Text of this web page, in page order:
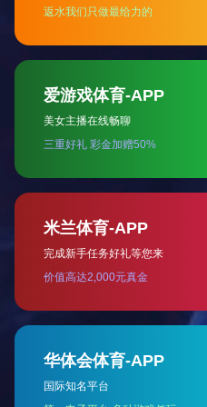
上密封试验：1.76，2.75，4.4，
气密封试验：0.6Mpa
阀门主体材料：WCB(C)，CF8(P)
CF3M(RL)
适用介质：水、油、气、化工、电
适用温度：-29℃~180℃
Nominal pressure: 1.6,2.5,4.0,6.3
Strength test: 2.4, 3.75,6.0,9.45 Mpa
The seal test: 1.76,2.75,4.4,6.93 Mpa
Gas seal test: 0.6Mpa
CF3 (PL), CF8M (R), CF3M (RL)
Suitable medium: water, steam, oil
Suitable temperature: -29℃~180℃
咨询
如果你有任何有关报价与合作的